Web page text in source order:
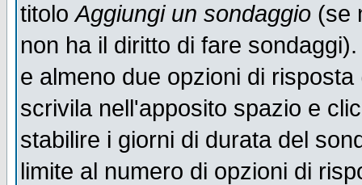
titoloAggiungi un sondaggio (se
non ha il diritto di fare
e almeno due opzioni di
scrivila nell'apposito spazio e
stabilire i giorni di durata del
limite al numero di opzioni di